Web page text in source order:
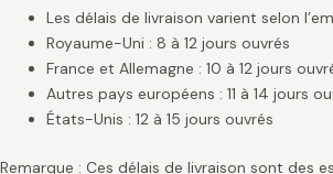
Les délais de livraison varient selon
Royaume-Uni : 8 à 12 jours ouvrés
France et Allemagne : 10 à 12 jours
Autres pays européens : 11 à 14 jours
États-Unis : 12 à 15 jours ouvrés
Remarque : Ces délais de livraison sont des